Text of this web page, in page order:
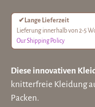
✔ Lange Lieferzeit
Lieferung innerhalb von 2-5
Our Shipping Policy
wird
zum
Warenkorb
Diese innovativen
knitterfreie Kleidung
Packen.